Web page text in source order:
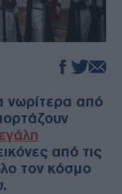
νωρίτερα από
από τις
τον κόσμο